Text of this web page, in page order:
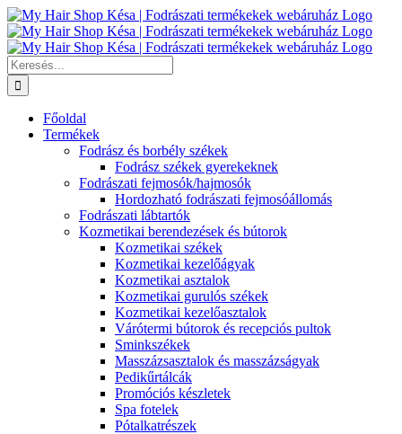
Kihagyás
Keresés...
Főoldal
Termékek
Fodrász és borbély székek
Fodrász székek gyerekeknek
Fodrászati fejmosók/hajmosók
Hordozható fodrászati fejmosóállomás
Fodrászati lábtartók
Kozmetikai berendezések és bútorok
Kozmetikai székek
Kozmetikai kezelőágyak
Kozmetikai asztalok
Kozmetikai gurulós székek
Kozmetikai kezelőasztalok
Várótermi bútorok és recepciós pultok
Sminkszékek
Masszázsasztalok és masszázságyak
Pedikűrtálcák
Promóciós készletek
Spa fotelek
Pótalkatrészek